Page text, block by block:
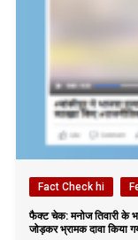
Fact Check hi
फैक्ट चेक: मनोज तिवारी के
जोड़कर भ्रामक दावा किया